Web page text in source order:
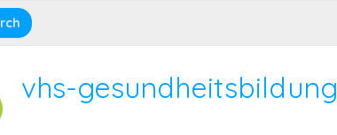
vhs-gesundheitsbildung